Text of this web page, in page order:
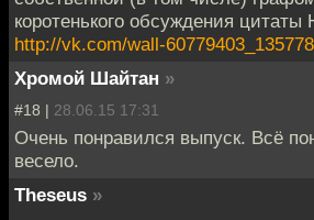
коротенького обсуждения
http://vk.com/wall-60779403_135778
Хромой Шайтан »
#18 | 28.06.15 17:31
Очень понравился выпуск. Всё
весело.
Theseus »